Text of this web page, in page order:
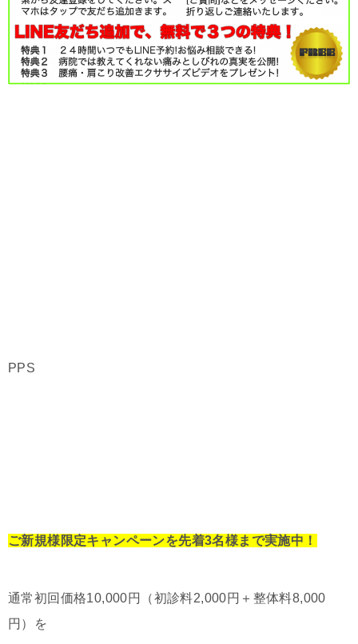
PPS
ご新規様限定キャンペーンを先着3名様まで実施中！
通常初回価格10,000円（初診料2,000円＋整体料8,000
円）を